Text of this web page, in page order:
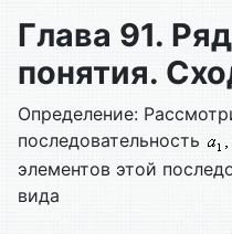
Глава 91.
понятия.
Определение:
последовательность
элементов этой
вида